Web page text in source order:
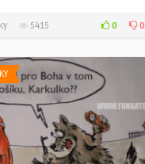
5415 0 0